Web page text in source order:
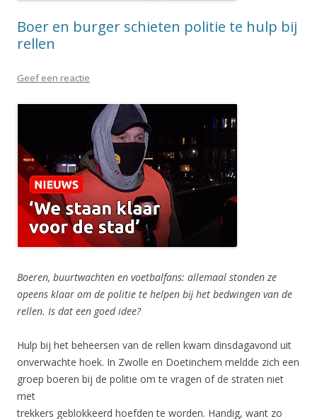
Boer en burger schieten politie te hulp bij
rellen
Geef een reactie
Boeren, buurtwachten en voetbalfans: allemaal stonden ze
opeens klaar om de politie te helpen bĳ het bedwingen van de
rellen. Is dat een goed idee?
Hulp bij het beheersen van de rellen kwam dinsdagavond uit
onverwachte hoek. In Zwolle en Doetinchem meldde zich een
groep boeren bij de politie om te vragen of de straten niet
met
trekkers geblokkeerd hoefden te worden. Handig, want zo